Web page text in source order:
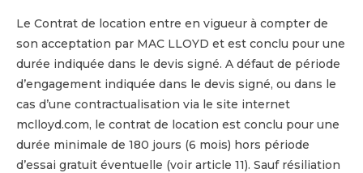
Le Contrat de location entre en vigueur à compter de
son acceptation par MAC LLOYD et est conclu pour une
durée indiquée dans le devis signé. A défaut de période
d’engagement indiquée dans le devis signé, ou dans le
cas d’une contractualisation via le site internet
mclloyd.com, le contrat de location est conclu pour une
durée minimale de 180 jours (6 mois) hors période
d’essai gratuit éventuelle (voir article 11). Sauf résiliation